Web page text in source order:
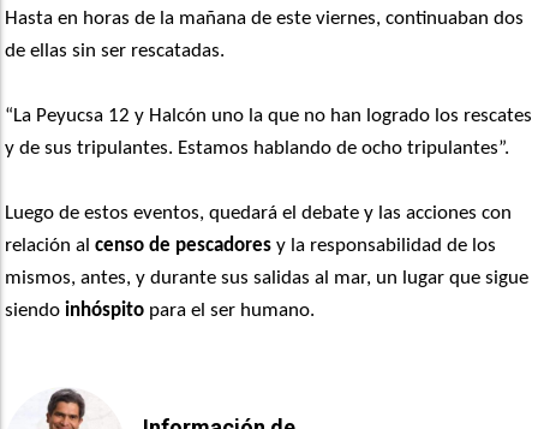
Hasta en horas de la mañana de este viernes, continuaban dos
de ellas sin ser rescatadas.
“La Peyucsa 12 y Halcón uno la que no han logrado los rescates
y de sus tripulantes. Estamos hablando de ocho tripulantes”.
Luego de estos eventos, quedará el debate y las acciones con
relación alcenso de pescadores y la responsabilidad de los
mismos, antes, y durante sus salidas al mar, un lugar que sigue
siendo inhóspito para el ser humano.